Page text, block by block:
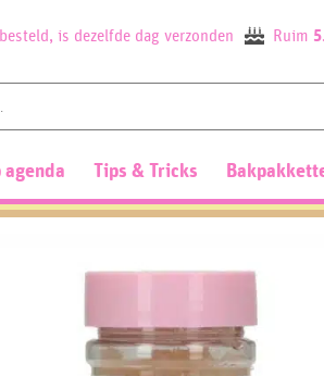
is dezelfde dag verzonden Ruim
agenda Tips & Tricks